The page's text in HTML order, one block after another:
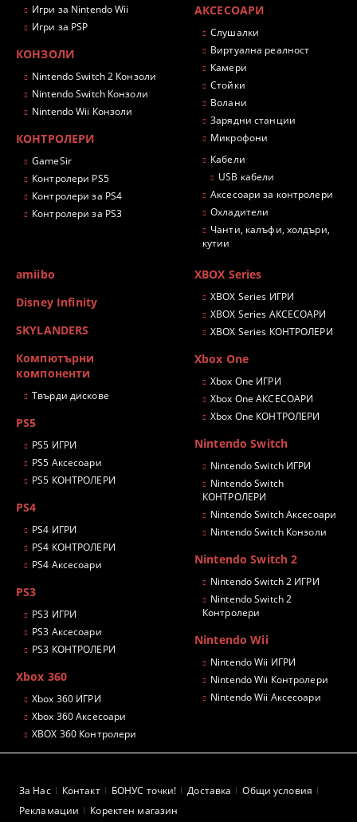
Игри за Nintendo Wii
Игри за PSP
КОНЗОЛИ
Nintendo Switch 2 Конзоли
Nintendo Switch Конзоли
Nintendo Wii Конзоли
КОНТРОЛЕРИ
GameSir
Контролери PS5
Контролери за PS4
Контролери за PS3
АКСЕСОАРИ
Слушалки
Виртуална реалност
Камери
Стойки
Волани
Зарядни станции
Микрофони
Кабели
USB кабели
Аксесоари за контролери
Охладители
Чанти, калъфи, холдъри,
кутии
amiibo
Disney Infinity
SKYLANDERS
Компютърни
компоненти
Твърди дискове
PS5
PS5 ИГРИ
PS5 Аксесоари
PS5 КОНТРОЛЕРИ
PS4
PS4 ИГРИ
PS4 КОНТРОЛЕРИ
PS4 Аксесоари
PS3
PS3 ИГРИ
PS3 Аксесоари
PS3 КОНТРОЛЕРИ
Xbox 360
Xbox 360 ИГРИ
Xbox 360 Аксесоари
XBOX 360 Контролери
XBOX Series
XBOX Series ИГРИ
XBOX Series АКСЕСОАРИ
XBOX Series КОНТРОЛЕРИ
Xbox One
Xbox One ИГРИ
Xbox One АКСЕСОАРИ
Xbox One КОНТРОЛЕРИ
Nintendo Switch
Nintendo Switch ИГРИ
Nintendo Switch
КОНТРОЛЕРИ
Nintendo Switch Аксесоари
Nintendo Switch Конзоли
Nintendo Switch 2
Nintendo Switch 2 ИГРИ
Nintendo Switch 2
Контролери
Nintendo Wii
Nintendo Wii ИГРИ
Nintendo Wii Контролери
Nintendo Wii Аксесоари
За Нас Контакт БОНУС точки! Доставка
Общи условия
Рекламации
Коректен магазин